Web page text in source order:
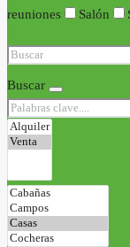
reuniones
Salón
Buscar